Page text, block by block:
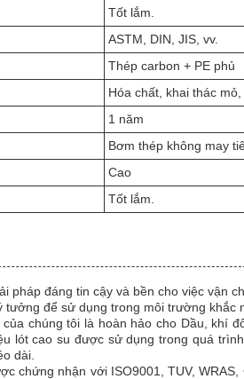
Tốt lắm.
ASTM, DIN, JIS, vv.
Thép carbon + PE phủ
Hóa chất, khai thác
1 năm
Bơm thép không may
Cao
Tốt lắm.
pháp đáng tin cậy và bền cho việc vận
tưởng để sử dụng trong môi trường khắc
chúng tôi là hoàn hảo cho Dầu, khí
lót cao su được sử dụng trong quá
dài.
chứng nhận với ISO9001, TUV,